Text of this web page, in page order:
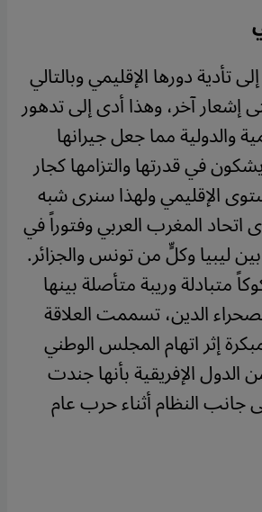
تأدية دورها الإقليمي وبالتالي
إشعار آخر، وهذا أدى إلى تدهور
والدولية مما جعل جيرانها
في قدرتها والتزامها كجار
الإقليمي ولهذا سنرى شبه
المغرب العربي وفتوراً في
بين ليبيا وكلٍّ من تونس والجزائر.
متبادلة وريبة متأصلة بينها
الدين، تسممت العلاقة
إثر اتهام المجلس الوطني
الدول الإفريقية بأنها جندت
جانب النظام أثناء حرب عام